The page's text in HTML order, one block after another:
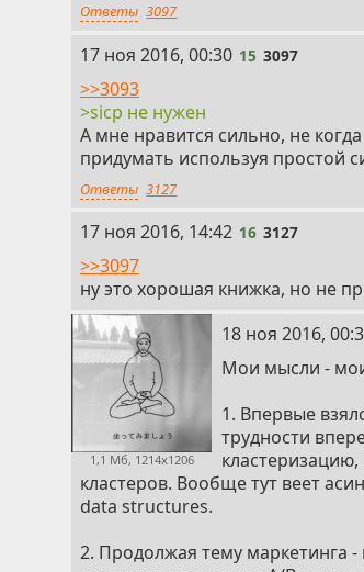
Ответы 3097
15
17 ноя 2016, 00:30 15 3097
>>3093
>sicp не нужен
А мне нравится сильно, не
придумать используя простой
Ответы 3127
16
17 ноя 2016, 14:42 16 3127
>>3097
ну это хорошая книжка, но не
1,1 Мб, 1214x1206
17
18 ноя 2016,
Мои мысли - мои
1. Впервые
трудности
кластеров. Вообще тут веет
data structures.
2. Продолжая тему маркетинга